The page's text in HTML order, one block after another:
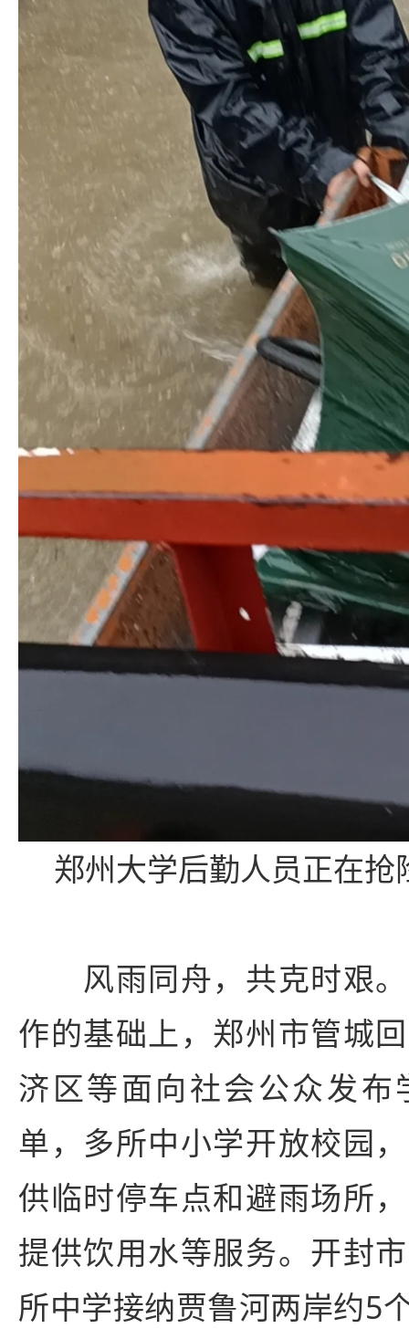
郑州大学后勤人员正在抢
风雨同舟，共克时艰。
作的基础上，郑州市管城
济区等面向社会公众发布
单，多所中小学开放校园
供临时停车点和避雨场所
提供饮用水等服务。开封
所中学接纳贾鲁河两岸约5